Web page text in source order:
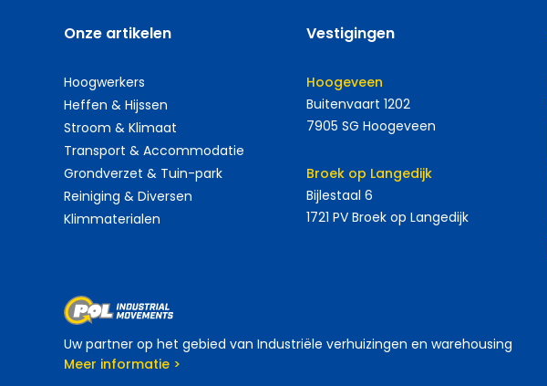
Onze artikelen
Hoogwerkers
Heffen & Hijssen
Stroom & Klimaat
Transport & Accommodatie
Grondverzet & Tuin-park
Reiniging & Diversen
Klimmaterialen
Vestigingen
Hoogeveen
Buitenvaart 1202
7905 SG Hoogeveen
Broek op Langedijk
Bijlestaal 6
1721 PV Broek op Langedijk
Uw partner op het gebied van Industriële verhuizingen en warehousing
Meer informatie >